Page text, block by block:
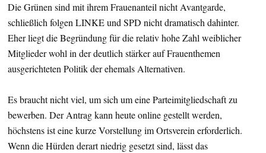
Die Grünen sind mit ihrem Frauenanteil nicht Avantgarde,
schließlich folgen LINKE und SPD nicht dramatisch dahinter.
Eher liegt die Begründung für die relativ hohe Zahl weiblicher
Mitglieder wohl in der deutlich stärker auf Frauenthemen
ausgerichteten Politik der ehemals Alternativen.
Es braucht nicht viel, um sich um eine Parteimitgliedschaft zu
bewerben. Der Antrag kann heute online gestellt werden,
höchstens ist eine kurze Vorstellung im Ortsverein erforderlich.
Wenn die Hürden derart niedrig gesetzt sind, lässt das